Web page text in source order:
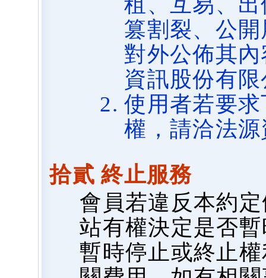
篡割裂、公
對外公佈其
資訊股份有
使用者若要
權，請洽法
拾貳 終止服務
會員若違反本約
站有權決定是否
暫時停止或終止